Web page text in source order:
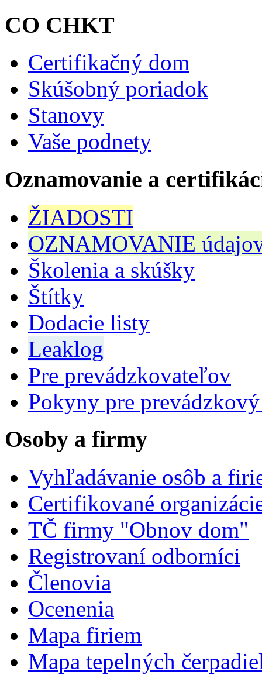
CO CHKT
Certifikačný dom
Skúšobný poriadok
Stanovy
Vaše podnety
Oznamovanie a
ŽIADOSTI
OZNAMOVANIE
Školenia a skúšky
Štítky
Dodacie listy
Leaklog
Pre prevádzkovateľov
Pokyny pre
Osoby a firmy
Vyhľadávanie osôb a
Certifikované
TČ firmy "Obnov dom"
Registrovaní odborníci
Členovia
Ocenenia
Mapa firiem
Mapa tepelných